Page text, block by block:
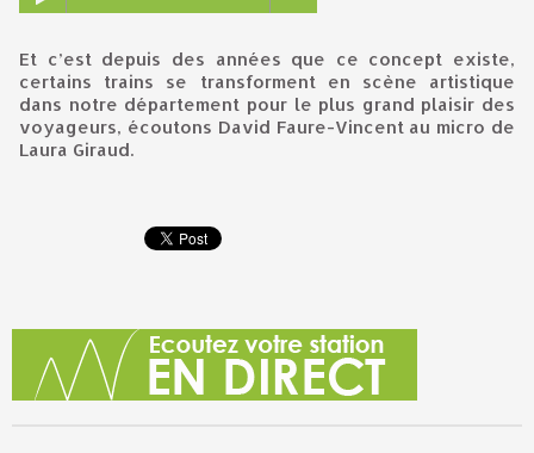
Et c’est depuis des années que ce concept existe,
certains trains se transforment en scène artistique
dans notre département pour le plus grand plaisir des
voyageurs, écoutons David Faure-Vincent au micro de
Laura Giraud.